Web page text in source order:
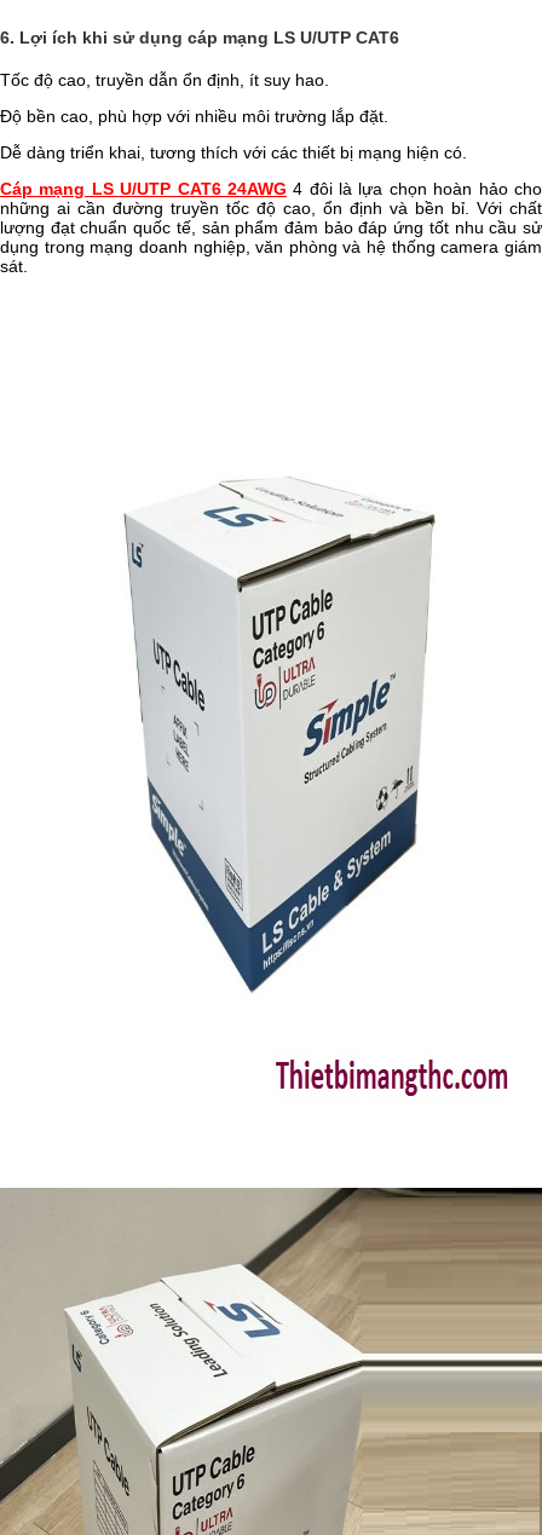
6. Lợi ích khi sử dụng cáp mạng LS U/UTP CAT6
Tốc độ cao, truyền dẫn ổn định, ít suy hao.
Độ bền cao, phù hợp với nhiều môi trường lắp đặt.
Dễ dàng triển khai, tương thích với các thiết bị mạng hiện có.
Cáp mạng LS U/UTP CAT6 24AWG 4 đôi là lựa chọn hoàn hảo cho
những ai cần đường truyền tốc độ cao, ổn định và bền bỉ. Với chất
lượng đạt chuẩn quốc tế, sản phẩm đảm bảo đáp ứng tốt nhu cầu sử
dụng trong mạng doanh nghiệp, văn phòng và hệ thống camera giám
sát.